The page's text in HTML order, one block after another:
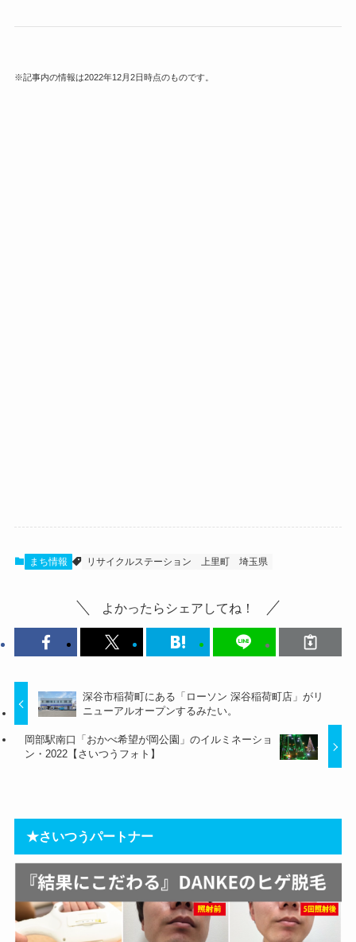
※記事内の情報は2022年12月2日時点のものです。
まち情報 リサイクルステーション 上里町 埼玉県
よかったらシェアしてね！
深谷市稲荷町にある「ローソン 深谷稲荷町店」がリ
ニューアルオープンするみたい。
岡部駅南口「おかべ希望が岡公園」のイルミネーショ
ン・2022【さいつうフォト】
★さいつうパートナー